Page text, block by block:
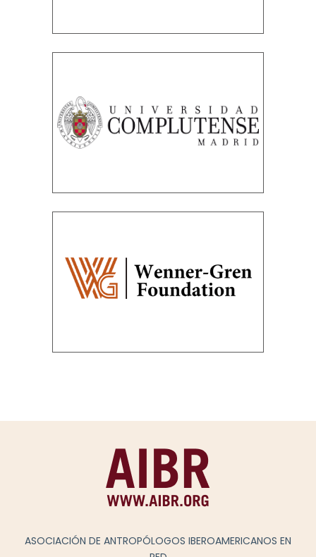
ASOCIACIÓN DE ANTROPÓLOGOS IBEROAMERICANOS EN